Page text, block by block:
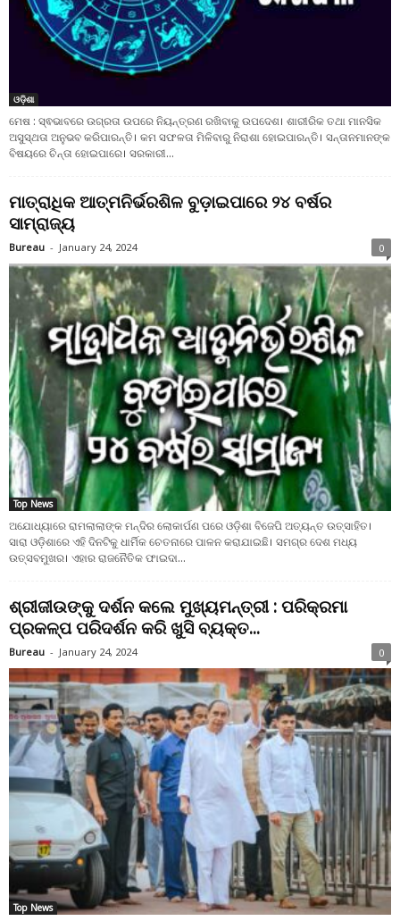
ଓଡ଼ିଶା
ମେଷ : ସ୍ଵଭାବରେ ଉଗ୍ରତା ଉପରେ ନିୟନ୍ତ୍ରଣ ରଖିବାକୁ ଉପଦେଶ। ଶାରୀରିକ ତଥା ମାନସିକ
ଅସୁସ୍ଥତା ଅନୁଭବ କରିପାରନ୍ତି। କମ ସଫଳତା ମିଳିବାରୁ ନିରାଶା ହୋଇପାରନ୍ତି। ସନ୍ତାନମାନଙ୍କ
ବିଷୟରେ ଚିନ୍ତା ହୋଇପାରେ। ସରକାରୀ...
ମାତ୍ରାଧିକ ଆତ୍ମନିର୍ଭରଶିଳ ବୁଡ଼ାଇପାରେ ୨୪ ବର୍ଷର
ସାମ୍ରାଜ୍ୟ
Bureau - January 24, 2024 0
Top News
ଅଯୋଧ୍ୟାରେ ରାମଲାଲାଙ୍କ ମନ୍ଦିର ଲୋକାର୍ପଣ ପରେ ଓଡ଼ିଶା ବିଜେପି ଅତ୍ୟନ୍ତ ଉତ୍ସାହିତ।
ସାରା ଓଡ଼ିଶାରେ ଏହି ଦିନଟିକୁ ଧାର୍ମିକ ଚେତନାରେ ପାଳନ କରାଯାଇଛି। ସମଗ୍ର ଦେଶ ମଧ୍ୟ
ଉତ୍ସବମୁଖର। ଏହାର ରାଜନୈତିକ ଫାଇଦା...
ଶ୍ରୀଜୀଉଙ୍କୁ ଦର୍ଶନ କଲେ ମୁଖ୍ୟମନ୍ତ୍ରୀ : ପରିକ୍ରମା
ପ୍ରକଳ୍ପ ପରିଦର୍ଶନ କରି ଖୁସି ବ୍ୟକ୍ତ...
Bureau - January 24, 2024 0
Top News